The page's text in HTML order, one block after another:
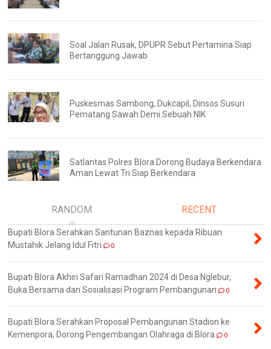
Soal Jalan Rusak, DPUPR Sebut Pertamina Siap
Bertanggung Jawab
Puskesmas Sambong, Dukcapil, Dinsos Susuri
Pematang Sawah Demi Sebuah NIK
Satlantas Polres Blora Dorong Budaya Berkendara
Aman Lewat Tri Siap Berkendara
RANDOM RECENT
Bupati Blora Serahkan Santunan Baznas kepada Ribuan
Mustahik Jelang Idul Fitri
0
Bupati Blora Akhiri Safari Ramadhan 2024 di Desa Nglebur,
Buka Bersama dan Sosialisasi Program Pembangunan
0
Bupati Blora Serahkan Proposal Pembangunan Stadion ke
Kemenpora, Dorong Pengembangan Olahraga di Blora
0